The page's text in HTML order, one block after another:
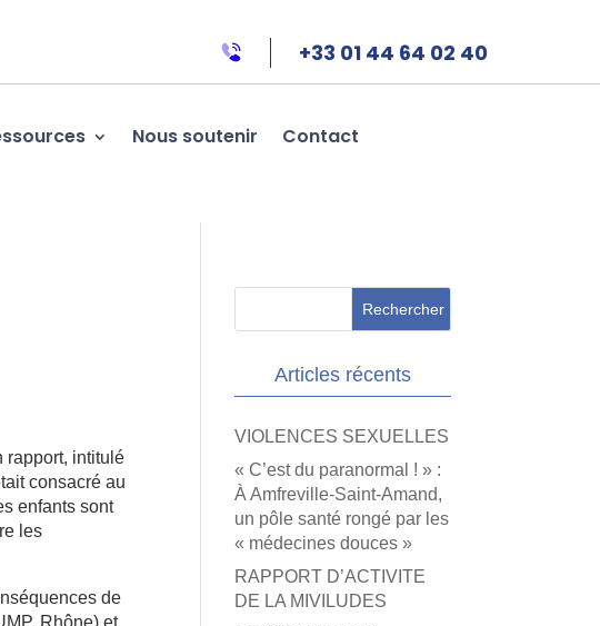
+33 01 44 64 02 40
Nous soutenir Contact
rapport, intitulé
consacré au
enfants sont
les
de
Rhône) et
Articles récents
VIOLENCES SEXUELLES
« C’est du paranormal ! » :
À Amfreville-Saint-Amand,
un pôle santé rongé par les
« médecines douces »
RAPPORT D’ACTIVITE
DE LA MIVILUDES